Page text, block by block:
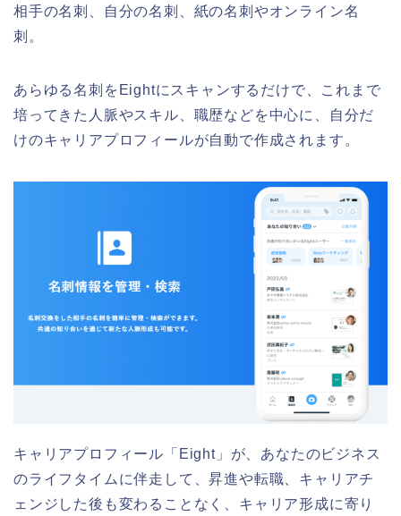
相手の名刺、自分の名刺、紙の名刺やオンライン名
刺。
あらゆる名刺をEightにスキャンするだけで、これまで
培ってきた人脈やスキル、職歴などを中心に、自分だ
けのキャリアプロフィールが自動で作成されます。
キャリアプロフィール「Eight」が、あなたのビジネス
のライフタイムに伴走して、昇進や転職、キャリアチ
ェンジした後も変わることなく、キャリア形成に寄り